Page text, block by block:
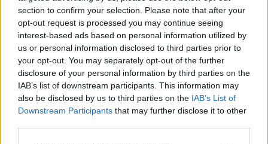
section to confirm your selection. Please note that after your
opt-out request is processed you may continue seeing
interest-based ads based on personal information utilized by
us or personal information disclosed to third parties prior to
your opt-out. You may separately opt-out of the further
disclosure of your personal information by third parties on the
IAB’s list of downstream participants. This information may
also be disclosed by us to third parties on the IAB’s List of
Downstream Participants that may further disclose it to other
Εγγραφείτε στο Stivostime των